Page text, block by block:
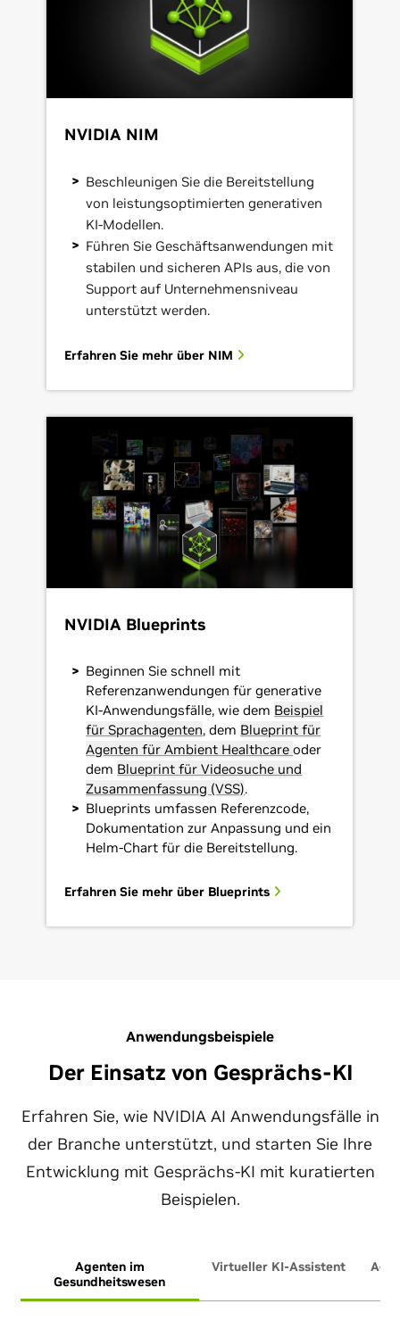
NVIDIA NIM
Beschleunigen Sie die Bereitstellung
von leistungsoptimierten generativen
KI-Modellen.
Führen Sie Geschäftsanwendungen mit
stabilen und sicheren APIs aus, die von
Support auf Unternehmensniveau
unterstützt werden.
Erfahren Sie mehr über NIM
NVIDIA Blueprints
Beginnen Sie schnell mit
Referenzanwendungen für generative
KI-Anwendungsfälle, wie dem Beispiel
für Sprachagenten, dem Blueprint für
Agenten für Ambient Healthcareoder
dem Blueprint für Videosuche und
Zusammenfassung (VSS).
Blueprints umfassen Referenzcode,
Dokumentation zur Anpassung und ein
Helm-Chart für die Bereitstellung.
Erfahren Sie mehr über Blueprints
Anwendungsbeispiele
Der Einsatz von Gesprächs-KI
Erfahren Sie, wie NVIDIA AI Anwendungsfälle in
der Branche unterstützt, und starten Sie Ihre
Entwicklung mit Gesprächs-KI mit kuratierten
Beispielen.
Agenten im
Gesundheitswesen
Virtueller KI-Assistent